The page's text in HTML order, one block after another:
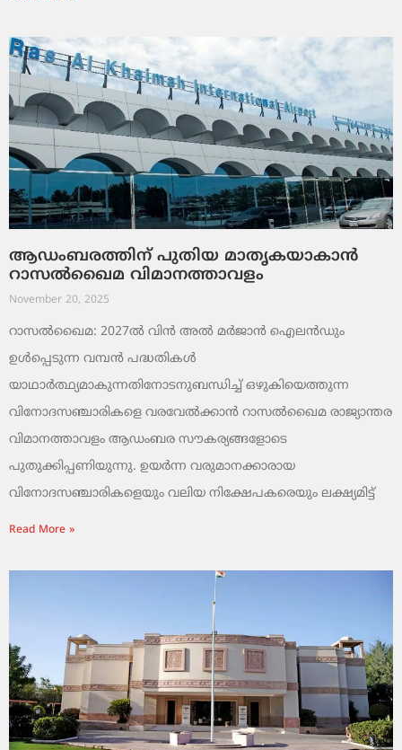
ആഡംബരത്തിന് പുതിയ മാതൃകയാകാൻ
റാസൽഖൈമ വിമാനത്താവളം
November 20, 2025
റാസൽഖൈമ: 2027ൽ വിൻ അൽ മർജാൻ ഐലൻഡും
ഉൾപ്പെടുന്ന വമ്പൻ പദ്ധതികൾ
യാഥാർത്ഥ്യമാകുന്നതിനോടനുബന്ധിച്ച് ഒഴുകിയെത്തുന്ന
വിനോദസഞ്ചാരികളെ വരവേൽക്കാൻ റാസൽഖൈമ രാജ്യാന്തര
വിമാനത്താവളം ആഡംബര സൗകര്യങ്ങളോടെ
പുതുക്കിപ്പണിയുന്നു. ഉയർന്ന വരുമാനക്കാരായ
വിനോദസഞ്ചാരികളെയും വലിയ നിക്ഷേപകരെയും ലക്ഷ്യമിട്ട്
Read More »